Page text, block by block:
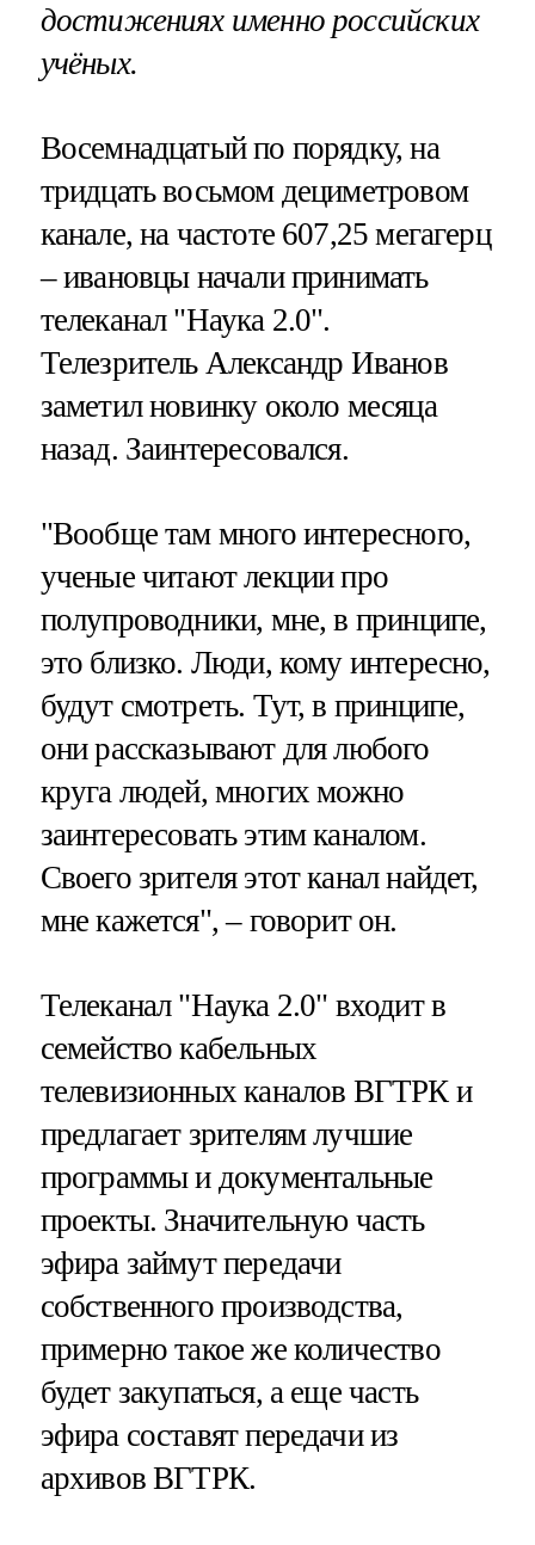
достижениях именно российских
учёных.
Восемнадцатый по порядку, на
тридцать восьмом дециметровом
канале, на частоте 607,25 мегагерц
– ивановцы начали принимать
телеканал "Наука 2.0".
Телезритель Александр Иванов
заметил новинку около месяца
назад. Заинтересовался.
"Вообще там много интересного,
ученые читают лекции про
полупроводники, мне, в принципе,
это близко. Люди, кому интересно,
будут смотреть. Тут, в принципе,
они рассказывают для любого
круга людей, многих можно
заинтересовать этим каналом.
Своего зрителя этот канал найдет,
мне кажется", – говорит он.
Телеканал "Наука 2.0" входит в
семейство кабельных
телевизионных каналов ВГТРК и
предлагает зрителям лучшие
программы и документальные
проекты. Значительную часть
эфира займут передачи
собственного производства,
примерно такое же количество
будет закупаться, а еще часть
эфира составят передачи из
архивов ВГТРК.